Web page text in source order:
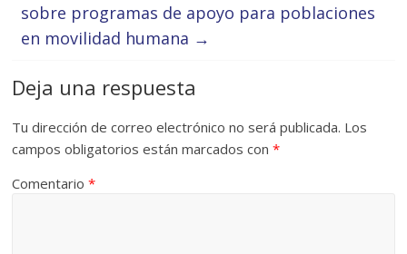
sobre programas de apoyo para poblaciones
en movilidad humana →
Deja una respuesta
Tu dirección de correo electrónico no será publicada. Los
campos obligatorios están marcados con*
Comentario*